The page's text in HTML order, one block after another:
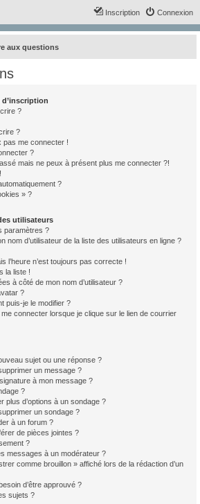
Connexion
Inscription
aux questions
?
?
pas me connecter !
?
mais ne peux à présent plus me connecter ?!
?
» ?
utilisateurs
paramètres ?
nom d’utilisateur de la liste des utilisateurs en ligne ?
l’heure n’est toujours pas correcte !
la liste !
à côté de mon nom d’utilisateur ?
?
puis-je le modifier ?
me connecter lorsque je clique sur le lien de courrier
sujet ou une réponse ?
un message ?
à mon message ?
?
plus d’options à un sondage ?
un sondage ?
à un forum ?
de pièces jointes ?
?
messages à un modérateur ?
comme brouillon » affiché lors de la rédaction d’un
d’être approuvé ?
sujets ?